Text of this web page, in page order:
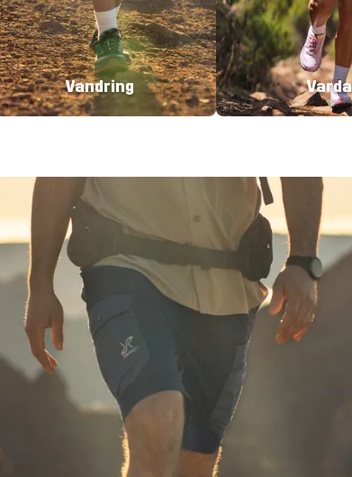
Vandring